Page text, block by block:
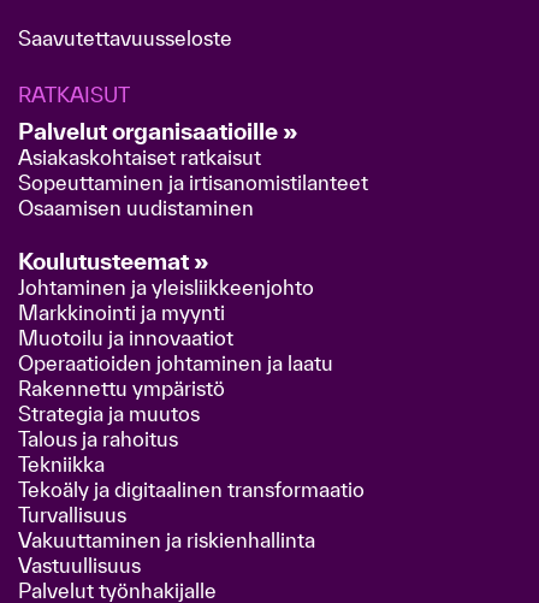
Saavutettavuusseloste
RATKAISUT
Palvelut organisaatioille »
Asiakaskohtaiset ratkaisut
Sopeuttaminen ja irtisanomistilanteet
Osaamisen uudistaminen
Koulutusteemat »
Johtaminen ja yleisliikkeenjohto
Markkinointi ja myynti
Muotoilu ja innovaatiot
Operaatioiden johtaminen ja laatu
Rakennettu ympäristö
Strategia ja muutos
Talous ja rahoitus
Tekniikka
Tekoäly ja digitaalinen transformaatio
Turvallisuus
Vakuuttaminen ja riskienhallinta
Vastuullisuus
Palvelut työnhakijalle